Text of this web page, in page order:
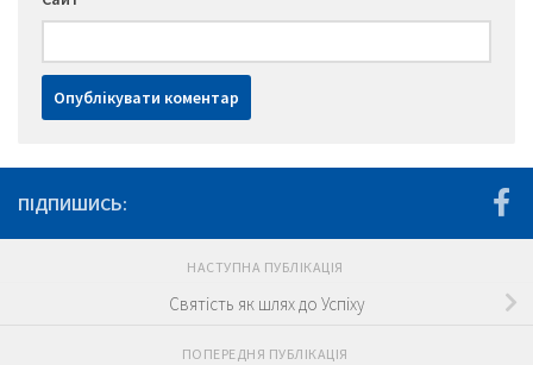
ПІДПИШИСЬ:
НАСТУПНА ПУБЛІКАЦІЯ
Святість як шлях до Успіху
ПОПЕРЕДНЯ ПУБЛІКАЦІЯ